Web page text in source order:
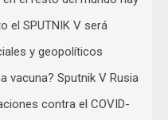
el SPUTNIK V será
y geopolíticos
vacuna? Sputnik V Rusia
contra el COVID-